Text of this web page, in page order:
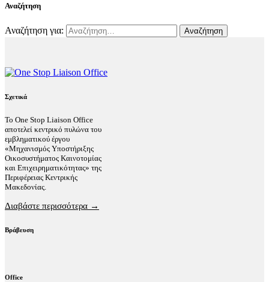
Αναζήτηση
Αναζήτηση για:
Σχετικά
Το One Stop Liaison Office
αποτελεί κεντρικό πυλώνα του
εμβληματικού έργου
«Μηχανισμός Υποστήριξης
Οικοσυστήματος Καινοτομίας
και Επιχειρηματικότητας» της
Περιφέρειας Κεντρικής
Μακεδονίας.
Διαβάστε περισσότερα →
Βράβευση
Office